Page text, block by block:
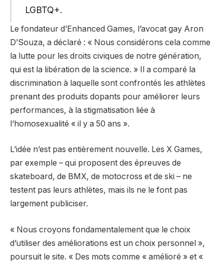
LGBTQ+.
Le fondateur d’Enhanced Games, l’avocat gay Aron
D’Souza, a déclaré : « Nous considérons cela comme
la lutte pour les droits civiques de notre génération,
qui est la libération de la science. » Il a comparé la
discrimination à laquelle sont confrontés les athlètes
prenant des produits dopants pour améliorer leurs
performances, à la stigmatisation liée à
l’homosexualité « il y a 50 ans ».
L’idée n’est pas entièrement nouvelle. Les X Games,
par exemple – qui proposent des épreuves de
skateboard, de BMX, de motocross et de ski – ne
testent pas leurs athlètes, mais ils ne le font pas
largement publiciser.
« Nous croyons fondamentalement que le choix
d’utiliser des améliorations est un choix personnel »,
poursuit le site. « Des mots comme « amélioré » et «